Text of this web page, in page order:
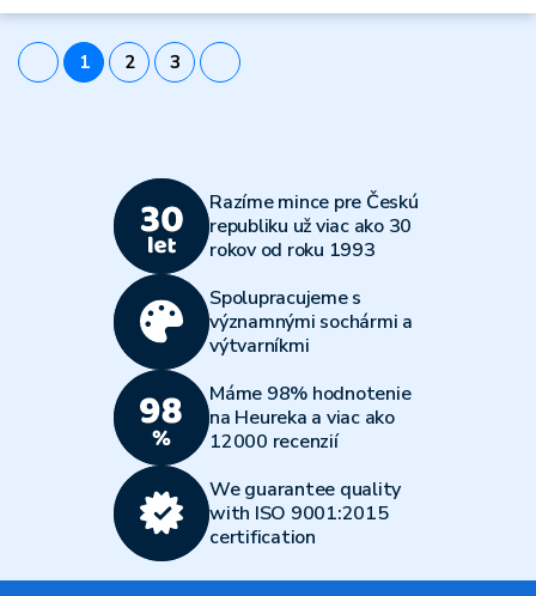
1 2 3
Razíme mince pre Českú
republiku už viac ako 30
rokov od roku 1993
Spolupracujeme s
významnými sochármi a
výtvarníkmi
Máme 98% hodnotenie
na Heureka a viac ako
12000 recenzií
We guarantee quality
with ISO 9001:2015
certification